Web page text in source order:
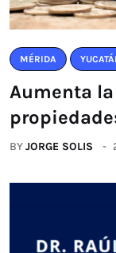
MÉRIDA
Aumenta
BYJORGE SOLIS